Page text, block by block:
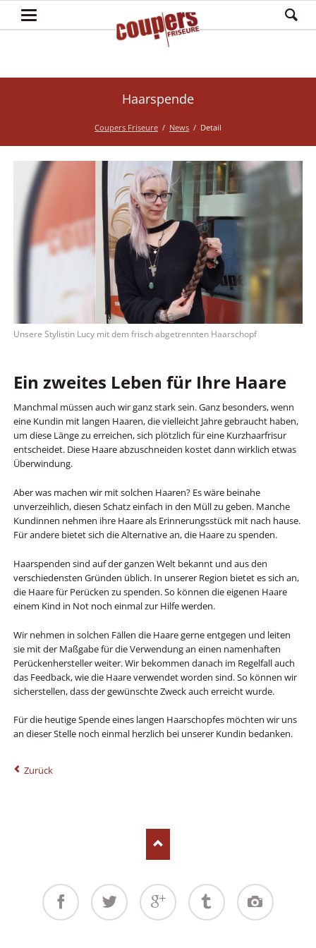
Haarspende
Coupers Friseure News Detail
Unsere Stylistin Lucy mit dem frisch abgetrennten Haarschopf
Ein zweites Leben für Ihre Haare
Manchmal müssen auch wir ganz stark sein. Ganz besonders, wenn
eine Kundin mit langen Haaren, die vielleicht Jahre gebraucht haben,
um diese Länge zu erreichen, sich plötzlich für eine Kurzhaarfrisur
entscheidet. Diese Haare abzuschneiden kostet dann wirklich etwas
Überwindung.
Aber was machen wir mit solchen Haaren? Es wäre beinahe
unverzeihlich, diesen Schatz einfach in den Müll zu geben. Manche
Kundinnen nehmen ihre Haare als Erinnerungsstück mit nach hause.
Für andere bietet sich die Alternative an, die Haare zu spenden.
Haarspenden sind auf der ganzen Welt bekannt und aus den
verschiedensten Gründen üblich. In unserer Region bietet es sich an,
die Haare für Perücken zu spenden. So können die eigenen Haare
einem Kind in Not noch einmal zur Hilfe werden.
Wir nehmen in solchen Fällen die Haare gerne entgegen und leiten
sie mit der Maßgabe für die Verwendung an einen namenhaften
Perückenhersteller weiter. Wir bekommen danach im Regelfall auch
das Feedback, wie die Haare verwendet worden sind. So können wir
sicherstellen, dass der gewünschte Zweck auch erreicht wurde.
Für die heutige Spende eines langen Haarschopfes möchten wir uns
an dieser Stelle noch einmal herzlich bei unserer Kundin bedanken.
Zurück